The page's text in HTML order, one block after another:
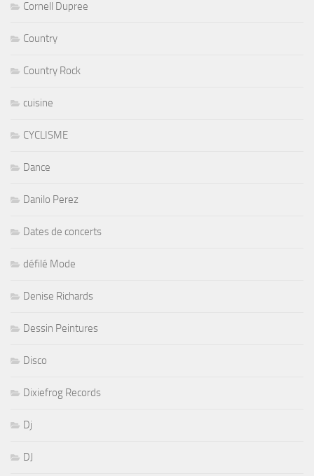
Cornell Dupree
Country
Country Rock
cuisine
CYCLISME
Dance
Danilo Perez
Dates de concerts
défilé Mode
Denise Richards
Dessin Peintures
Disco
Dixiefrog Records
Dj
DJ